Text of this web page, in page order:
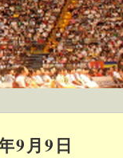
9月9日